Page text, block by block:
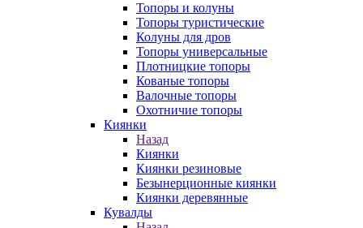
Топоры и колуны
Топоры туристические
Колуны для дров
Топоры универсальные
Плотницкие топоры
Кованые топоры
Валочные топоры
Охотничие топоры
Киянки
Назад
Киянки
Киянки резиновые
Безынерционные киянки
Киянки деревянные
Кувалды